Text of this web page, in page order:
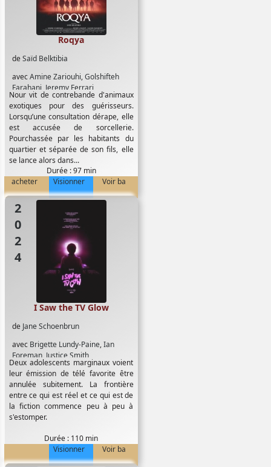
deSaïd Belktibia
avecAmine Zariouhi,Golshifteh
Farahani Jeremy Ferrari
Roqya
Nour vit de contrebande d'animaux
exotiques pour des guérisseurs.
Lorsqu’une consultation dérape, elle
est accusée de sorcellerie.
Pourchassée par les habitants du
quartier et séparée de son fils, elle
se lance alors dans...
Durée : 97 min
acheter
Visionner Voir ba
2024
de Jane Schoenbrun
avec Brigette Lundy-Paine,Ian
Foreman, Justice Smith
I Saw the TV Glow
Deux adolescents marginaux voient
leur émission de télé favorite être
annulée subitement. La frontière
entre ce qui est réel et ce qui est de
la fiction commence peu à peu à
s'estomper.
Durée : 110 min
Visionner
Voir ba